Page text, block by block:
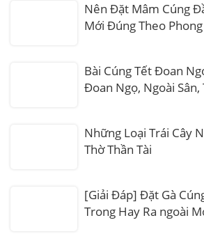
Nên Đặt Mâm Cúng
Mới Đúng Theo
Bài Cúng Tết Đoan
Đoan Ngọ, Ngoài Sân,
Những Loại Trái Cây
Thờ Thần Tài
[Giải Đáp] Đặt Gà
Trong Hay Ra ngoài